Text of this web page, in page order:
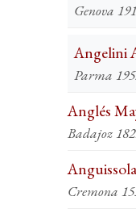
Genova
Angelini
Anglés
Badajoz
Cremona